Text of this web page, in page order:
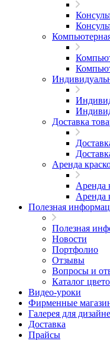
Доставка
Аренда
Аренда
Аренда
Полезная
Полезная
Новости
Портфолио
Отзывы
Вопросы и
Каталог
Видео-уроки
Фирменные
Галерея для
Доставка
Прайсы